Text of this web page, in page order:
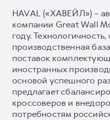
HAVAL («ХАВЕЙЛ») –
компании Great Wall
году.
производственная
поставок
иностранных
основой успешного
предлагает
кроссоверов и
потребностям